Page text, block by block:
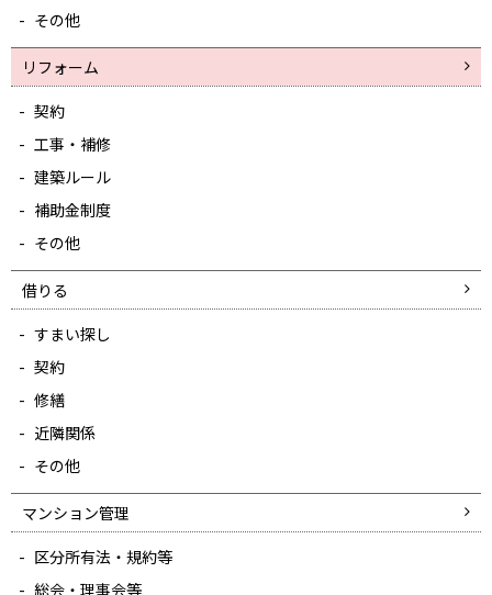
その他
リフォーム
契約
工事・補修
建築ルール
補助金制度
その他
借りる
すまい探し
契約
修繕
近隣関係
その他
マンション管理
区分所有法・規約等
総会・理事会等